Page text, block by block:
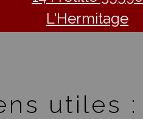
L'Hermitage
utiles :